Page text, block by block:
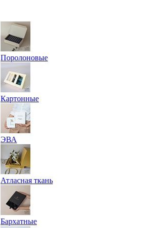
Поролоновые
Картонные
ЭВА
Атласная ткань
Бархатные